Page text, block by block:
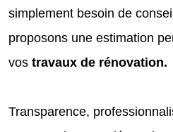
simplement besoin de
proposons une estimation
vos travaux de rénovation.
Transparence,